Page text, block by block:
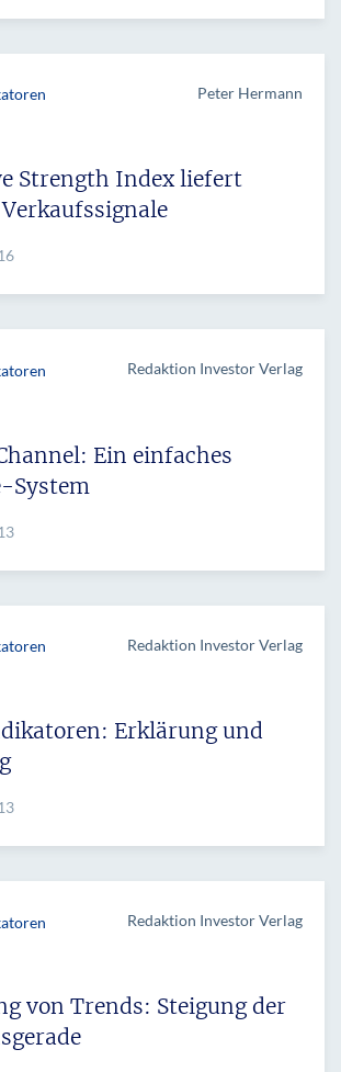
Peter Hermann
Strength Index liefert
Redaktion Investor Verlag
Ein einfaches
System
Redaktion Investor Verlag
Erklärung und
Redaktion Investor Verlag
von Trends: Steigung der